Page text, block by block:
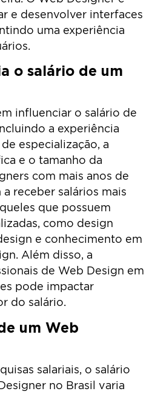
e desenvolver interfaces
uma experiência
o salário de um
influenciar o salário de
a experiência
especialização, a
e o tamanho da
com mais anos de
receber salários mais
que possuem
como design
e conhecimento em
Além disso, a
de Web Design em
pode impactar
do salário.
um Web
salariais, o salário
no Brasil varia